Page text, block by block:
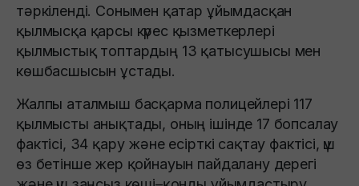
тәркіленді. Сонымен қатар ұйымдасқан
қылмысқа қарсы күрес қызметкерлері
қылмыстық топтардың 13 қатысушысы мен
көшбасшысын ұстады.
Жалпы аталмыш басқарма полицейлері 117
қылмысты анықтады, оның ішінде 17 бопсалау
фактісі, 34 қару және есірткі сақтау фактісі, үш
өз бетінше жер қойнауын пайдалану дерегі